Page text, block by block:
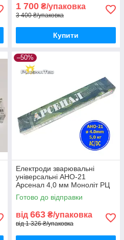
1 700 ₴/упаковка
3 400 ₴/упаковка
Купити
–50%
Електроди зварювальні
універсальні АНО-21
Арсенал 4,0 мм Моноліт РЦ
ПлазмаТек, упаковка 5,0 кг
Готово до відправки
від 663 ₴/упаковка
від 1 326 ₴/упаковка